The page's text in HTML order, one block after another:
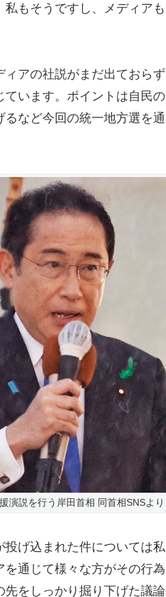
もそうですし、メディア
アの社説がまだ出ておら
います。ポイントは自民
など今回の統一地方選を
演説を行う岸田首相 同首相SNSより
げ込まれた件については
通じて様々な方がその行
をしっかり掘り下げた議